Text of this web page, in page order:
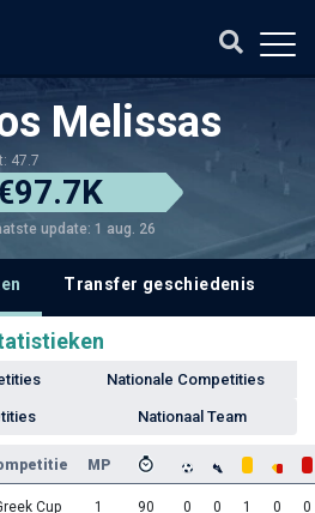
Melissas
47.7
update: 1 aug. 26
Transfer geschiedenis
Nationale Competities
Nationaal Team
MP
Cup 1 90 0 0 1 0 0